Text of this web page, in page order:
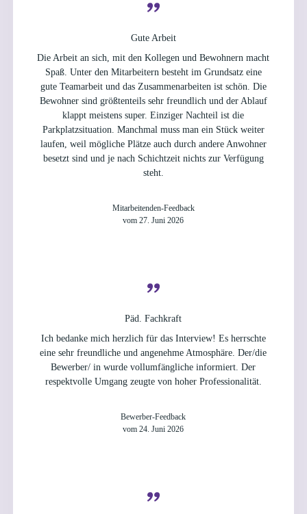
Gute Arbeit
Die Arbeit an sich, mit den Kollegen und Bewohnern macht
Spaß. Unter den Mitarbeitern besteht im Grundsatz eine
gute Teamarbeit und das Zusammenarbeiten ist schön. Die
Bewohner sind größtenteils sehr freundlich und der Ablauf
klappt meistens super. Einziger Nachteil ist die
Parkplatzsituation. Manchmal muss man ein Stück weiter
laufen, weil mögliche Plätze auch durch andere Anwohner
besetzt sind und je nach Schichtzeit nichts zur Verfügung
steht.
Mitarbeitenden-Feedback
vom 27. Juni 2026
Päd. Fachkraft
Ich bedanke mich herzlich für das Interview! Es herrschte
eine sehr freundliche und angenehme Atmosphäre. Der/die
Bewerber/ in wurde vollumfängliche informiert. Der
respektvolle Umgang zeugte von hoher Professionalität.
Bewerber-Feedback
vom 24. Juni 2026